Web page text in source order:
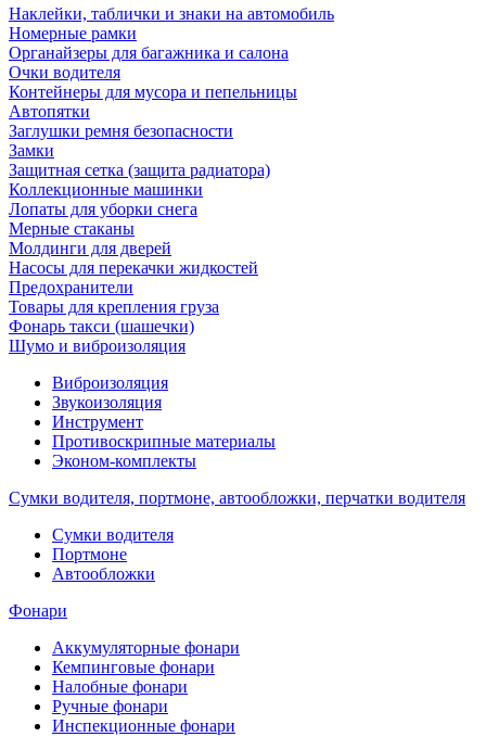
Наклейки, таблички и знаки на автомобиль
Номерные рамки
Органайзеры для багажника и салона
Очки водителя
Контейнеры для мусора и пепельницы
Автопятки
Заглушки ремня безопасности
Замки
Защитная сетка (защита радиатора)
Коллекционные машинки
Лопаты для уборки снега
Мерные стаканы
Молдинги для дверей
Насосы для перекачки жидкостей
Предохранители
Товары для крепления груза
Фонарь такси (шашечки)
Шумо и виброизоляция
Виброизоляция
Звукоизоляция
Инструмент
Противоскрипные материалы
Эконом-комплекты
Сумки водителя, портмоне, автообложки, перчатки водителя
Cумки водителя
Портмоне
Автообложки
Фонари
Аккумуляторные фонари
Кемпинговые фонари
Налобные фонари
Ручные фонари
Инспекционные фонари